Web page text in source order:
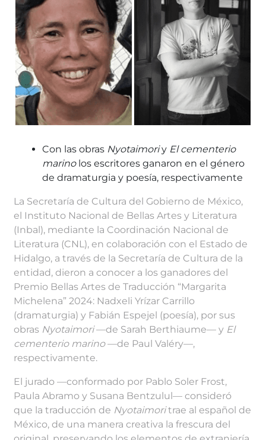
Con las obras Nyotaimoriy El cementerio
marinolos escritores ganaron en el género
de dramaturgia y poesía, respectivamente
La Secretaría de Cultura del Gobierno de México,
el Instituto Nacional de Bellas Artes y Literatura
(Inbal), mediante la Coordinación Nacional de
Literatura (CNL), en colaboración con el Estado de
Hidalgo, a través de la Secretaría de Cultura de la
entidad, dieron a conocer a los ganadores del
Premio Bellas Artes de Traducción “Margarita
Michelena” 2024: Nadxeli Yrízar Carrillo
(dramaturgia) y Fabián Espejel (poesía), por sus
obras Nyotaimori—de Sarah Berthiaume— y El
cementerio marino—de Paul Valéry—,
respectivamente.
El jurado —conformado por Pablo Soler Frost,
Paula Abramo y Susana Bentzulul— consideró
que la traducción de Nyotaimoritrae al español de
México, de una manera creativa la frescura del